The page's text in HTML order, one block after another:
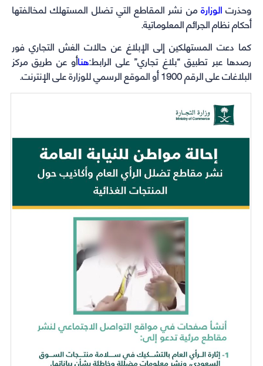
وحذرتالوزارةمن نشر المقاطع التي تضلل المستهلك لمخالفتها
أحكام نظام الجرائم المعلوماتية.
كما دعت المستهلكين إلى الإبلاغ عن حالات الغش التجاري فور
رصدها عبر تطبيق “بلاغ تجاري” على الرابط:هناأو عن طريق مركز
البلاغات على الرقم 1900 أو الموقع الرسمي للوزارة على الإنترنت.